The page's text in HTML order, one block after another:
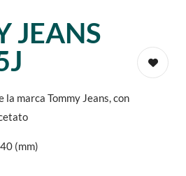
JEANS
marca Tommy Jeans, con
(mm)